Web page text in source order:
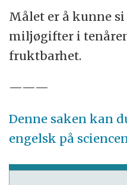
Målet er å kunne
miljøgifter i
fruktbarhet.
———
Denne saken kan
engelsk på